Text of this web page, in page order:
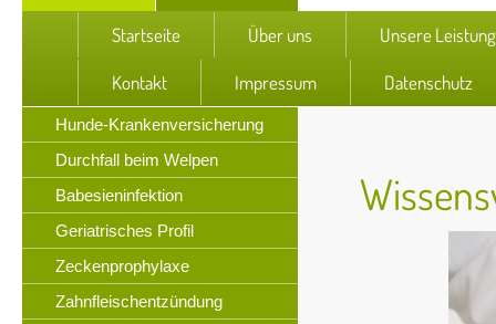
Startseite Über uns Unsere
Kontakt Impressum Datenschutz
Hunde-Krankenversicherung
Durchfall beim Welpen
Babesieninfektion
Geriatrisches Profil
Zeckenprophylaxe
Zahnfleischentzündung